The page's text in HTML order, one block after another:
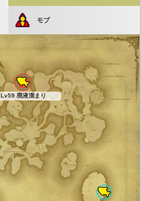
モブ
Lv59 廃液溜まり